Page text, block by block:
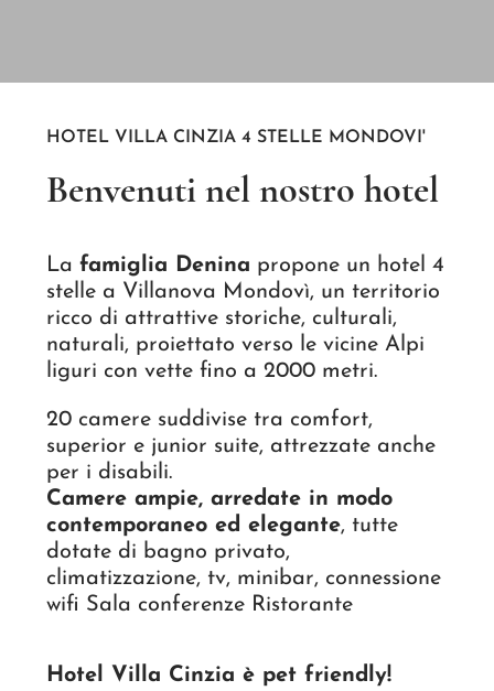
HOTEL VILLA CINZIA 4 STELLE MONDOVI'
Benvenuti nel nostro hotel
Lafamiglia Denina propone un hotel 4
stelle a Villanova Mondovì, un territorio
ricco di attrattive storiche, culturali,
naturali, proiettato verso le vicine Alpi
liguri con vette fino a 2000 metri.
20 camere suddivise tra comfort,
superior e junior suite, attrezzate anche
per i disabili.
Camere ampie, arredate in modo
contemporaneo ed elegante, tutte
dotate di bagno privato,
climatizzazione, tv, minibar, connessione
wifi Sala conferenze Ristorante
Hotel Villa Cinzia è pet friendly!